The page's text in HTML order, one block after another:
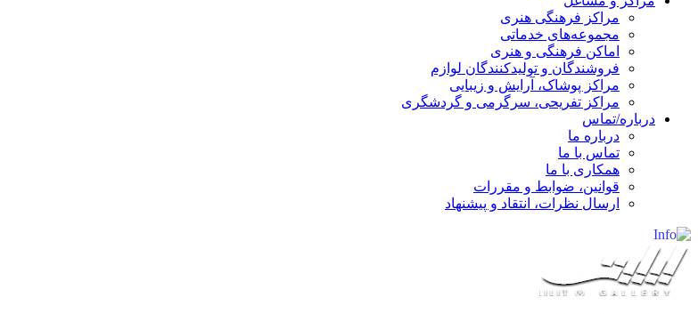
مراکز فرهنگی هنری
مجموعه‌های خدماتی
اماکن فرهنگی و هنری
فروشندگان و تولیدکنندگان لوازم
مراکز پوشاک، آرایش و زیبایی
مراکز تفریحی، سرگرمی و گردشگری
درباره/تماس
درباره ما
تماس با ما
همکاری با ما
قوانین، ضوابط و مقررات
ارسال نظرات، انتقاد و پیشنهاد